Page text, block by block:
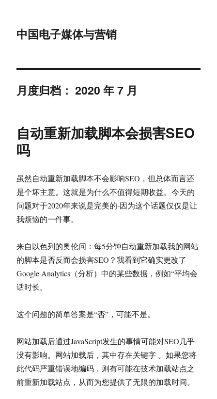
中国电子媒体与营销
月度归档：2020 年 7 月
自动重新加载脚本会损害SEO
吗
虽然自动重新加载脚本不会影响SEO，但总体而言还
是个坏主意。这就是为什么不值得短期收益。今天的
问题对于2020年来说是完美的-因为这个话题仅仅是让
我烦恼的一件事。
来自以色列的奥伦问：每5分钟自动重新加载我的网站
的脚本是否反而会损害SEO？我看到它确实更改了
Google Analytics（分析）中的某些数据，例如“平均会
话时长。
这个问题的简单答案是“否”，可能不是。
网站加载后通过JavaScript发生的事情可能对SEO几乎
没有影响。网站加载后，其中存在关键字 。如果您将
此代码严重错误地编码，则有可能在技术加载站点之
前重新加载站点，从而为您提供了无限的加载时间。